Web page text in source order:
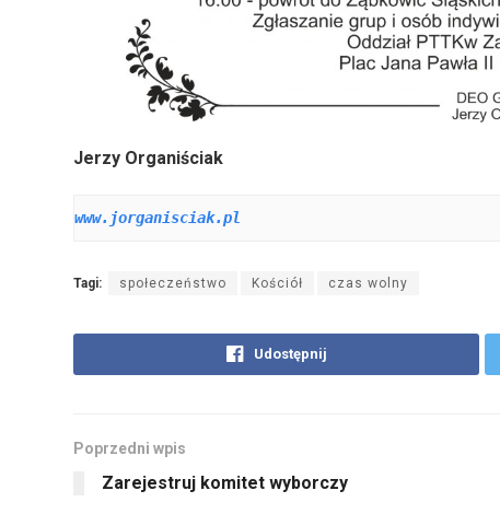
Jerzy Organiściak
www.jorganisciak.pl
Tagi: społeczeństwo Kościół czas wolny
Udostępnij
Poprzedni wpis
Zarejestruj komitet wyborczy